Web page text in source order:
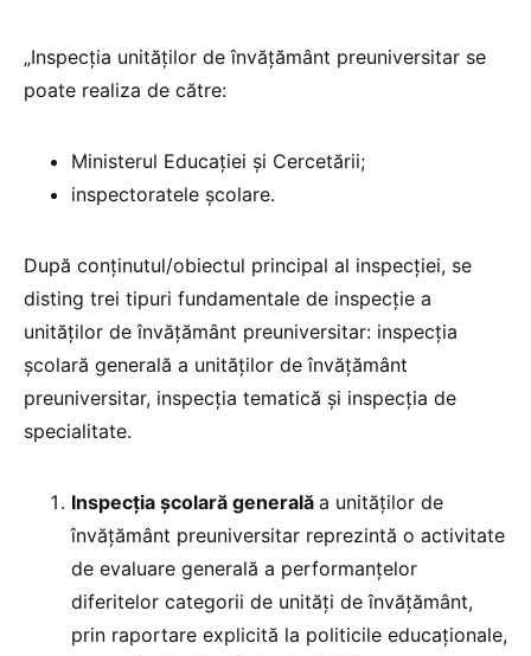
„Inspecția unităților de învățământ preuniversitar se
poate realiza de către:
Ministerul Educației și Cercetării;
inspectoratele școlare.
După conținutul/obiectul principal al inspecției, se
disting trei tipuri fundamentale de inspecție a
unităților de învățământ preuniversitar: inspecția
școlară generală a unităților de învățământ
preuniversitar, inspecția tematică și inspecția de
specialitate.
Inspecția școlară generală a unităților de
învățământ preuniversitar reprezintă o activitate
de evaluare generală a performanțelor
diferitelor categorii de unități de învățământ,
prin raportare explicită la politicile educaționale,